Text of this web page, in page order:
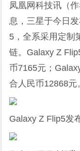
凤凰网科技讯（
息，三星于今日
5，全系采用定制
链。Galaxy Z
币7165元；
合人民币12868元
Galaxy Z Flip5发